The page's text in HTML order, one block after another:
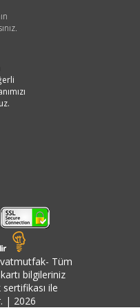
Tüm
kartı bilgileriniz
ile
| 2026